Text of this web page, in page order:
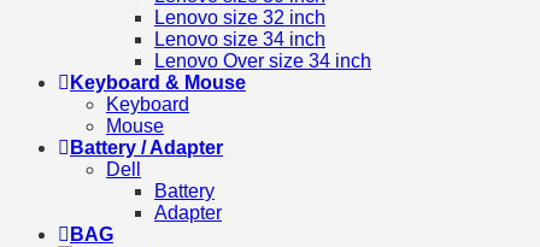
Lenovo size 32 inch
Lenovo size 34 inch
Lenovo Over size 34 inch
Keyboard & Mouse
Keyboard
Mouse
Battery / Adapter
Dell
Battery
Adapter
BAG